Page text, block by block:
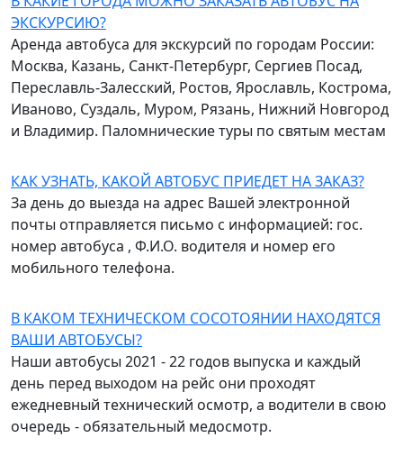
ЭКСКУРСИЮ?
Аренда автобуса для экскурсий по городам России:
Москва, Казань, Санкт-Петербург, Сергиев Посад,
Переславль-Залесский, Ростов, Ярославль, Кострома,
Иваново, Суздаль, Муром, Рязань, Нижний Новгород
и Владимир. Паломнические туры по святым местам
КАК УЗНАТЬ, КАКОЙ АВТОБУС ПРИЕДЕТ НА ЗАКАЗ?
За день до выезда на адрес Вашей электронной
почты отправляется письмо с информацией: гос.
номер автобуса , Ф.И.О. водителя и номер его
мобильного телефона.
В КАКОМ ТЕХНИЧЕСКОМ СОСОТОЯНИИ НАХОДЯТСЯ
ВАШИ АВТОБУСЫ?
Наши автобусы 2021 - 22 годов выпуска и каждый
день перед выходом на рейс они проходят
ежедневный технический осмотр, а водители в свою
очередь - обязательный медосмотр.